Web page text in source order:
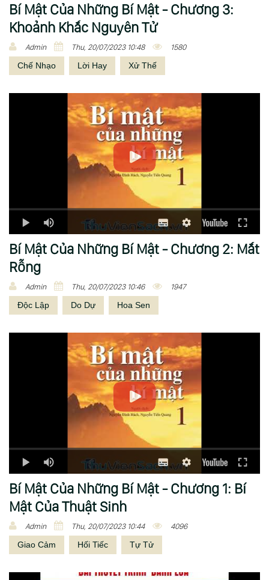
Bí Mật Của Những Bí Mật - Chương 3:
Khoảnh Khắc Nguyên Tử
Admin Thu, 20/07/2023 10:48 1580
Chế Nhạo Lời Hay Xử Thế
Bí Mật Của Những Bí Mật - Chương 2: Mắt
Rỗng
Admin Thu, 20/07/2023 10:46 1947
Độc Lập Do Dự Hoa Sen
Bí Mật Của Những Bí Mật - Chương 1: Bí
Mật Của Thuật Sinh
Admin Thu, 20/07/2023 10:44 4096
Giao Cảm Hối Tiếc Tự Tử